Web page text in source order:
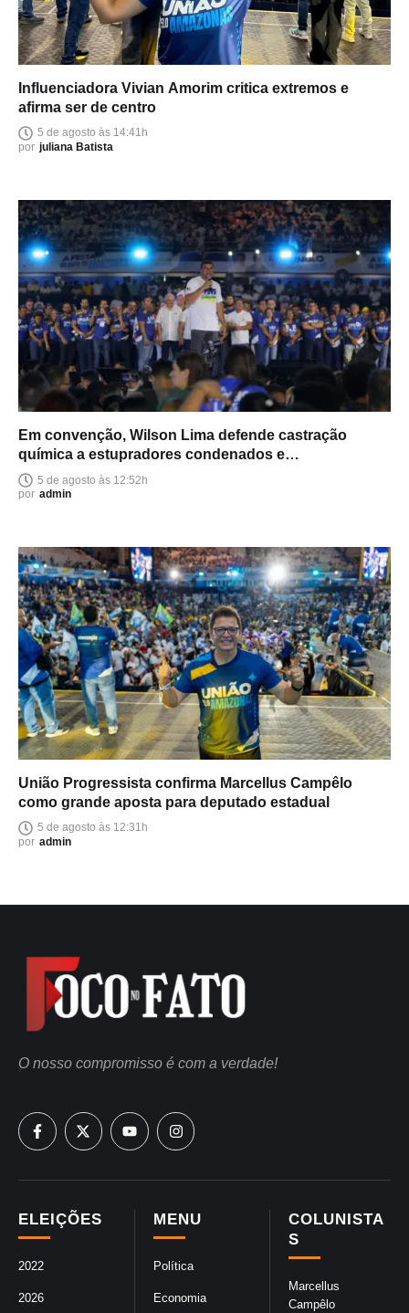
Influenciadora Vivian Amorim critica extremos e
afirma ser de centro
5 de agosto às 14:41h
por juliana Batista
Em convenção, Wilson Lima defende castração
química a estupradores condenados e
endurecimento das leis
5 de agosto às 12:52h
por admin
União Progressista confirma Marcellus Campêlo
como grande aposta para deputado estadual
5 de agosto às 12:31h
por admin
COLUNISTA
S
Marcellus
Campêlo
MENU
Política
Economia
ELEIÇÕES
2022
2026
O nosso compromisso é com a verdade!